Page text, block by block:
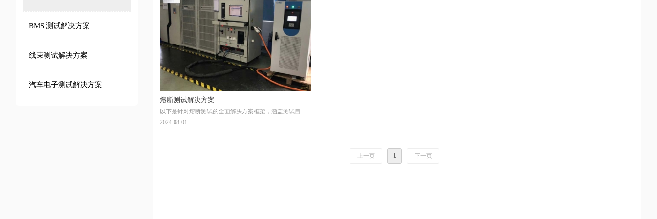
熔断测试解决方案
以下是针对熔断测试的全面解决方案框架，涵盖测试目
标、方法、工具和流程，适用于电池系统、电力电子设备
2024-08-01
上一页 1 下一页
BMS 测试解决方案
线束测试解决方案
汽车电子测试解决方案